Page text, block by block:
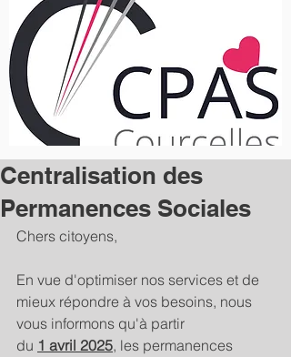
Centralisation des
Permanences Sociales
Chers citoyens,
En vue d'optimiser nos services et de
mieux répondre à vos besoins, nous
vous informons qu'à partir
du 1 avril 2025, les permanences